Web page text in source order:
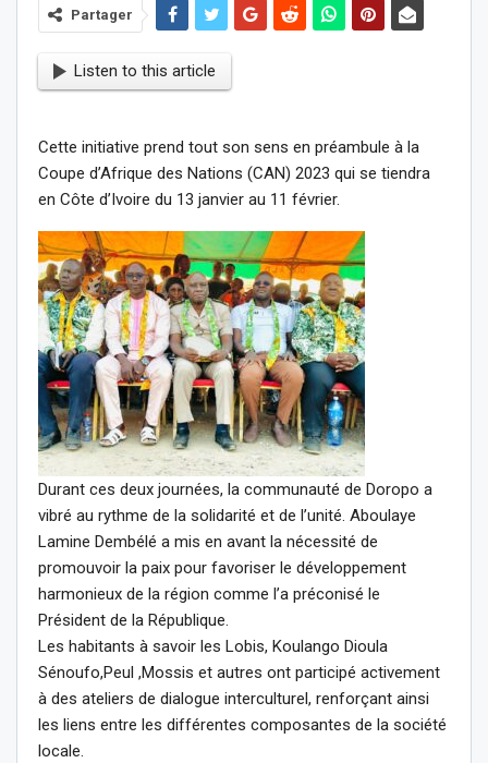
Partager
Listen to this article
Cette initiative prend tout son sens en préambule à la
Coupe d’Afrique des Nations (CAN) 2023 qui se tiendra
en Côte d’Ivoire du 13 janvier au 11 février.
Durant ces deux journées, la communauté de Doropo a
vibré au rythme de la solidarité et de l’unité. Aboulaye
Lamine Dembélé a mis en avant la nécessité de
promouvoir la paix pour favoriser le développement
harmonieux de la région comme l’a préconisé le
Président de la République.
Les habitants à savoir les Lobis, Koulango Dioula
Sénoufo,Peul ,Mossis et autres ont participé activement
à des ateliers de dialogue interculturel, renforçant ainsi
les liens entre les différentes composantes de la société
locale.